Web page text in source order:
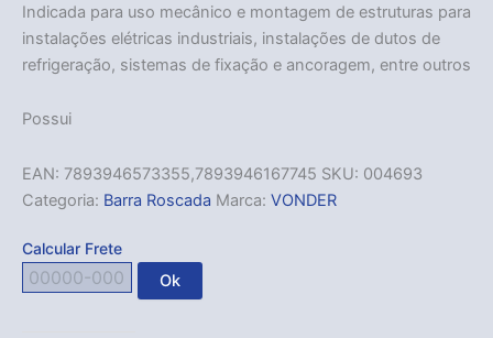
Indicada para uso mecânico e montagem de estruturas para
instalações elétricas industriais, instalações de dutos de
refrigeração, sistemas de fixação e ancoragem, entre outros
Possui
EAN: 7893946573355,7893946167745 SKU: 004693
Categoria: Barra Roscada Marca: VONDER
Calcular Frete
Ok